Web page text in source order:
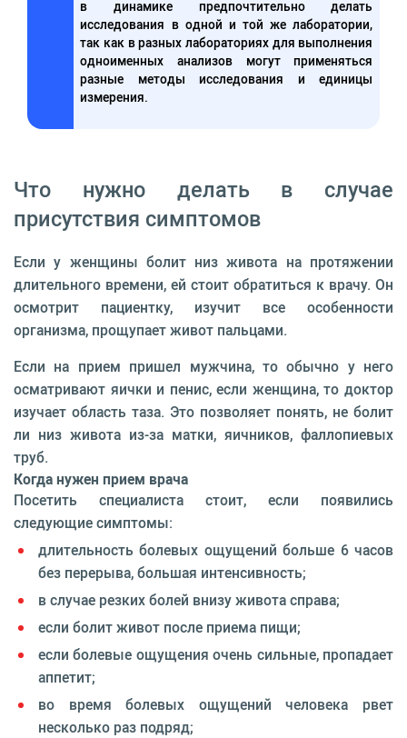
в динамике предпочтительно делать
исследования в одной и той же лаборатории,
так как в разных лабораториях для выполнения
одноименных анализов могут применяться
разные методы исследования и единицы
измерения.
Что нужно делать в случае
присутствия симптомов
Если у женщины болит низ живота на протяжении
длительного времени, ей стоит обратиться к врачу. Он
осмотрит пациентку, изучит все особенности
организма, прощупает живот пальцами.
Если на прием пришел мужчина, то обычно у него
осматривают яички и пенис, если женщина, то доктор
изучает область таза. Это позволяет понять, не болит
ли низ живота из-за матки, яичников, фаллопиевых
труб.
Когда нужен прием врача
Посетить специалиста стоит, если появились
следующие симптомы:
длительность болевых ощущений больше 6 часов
без перерыва, большая интенсивность;
в случае резких болей внизу живота справа;
если болит живот после приема пищи;
если болевые ощущения очень сильные, пропадает
аппетит;
во время болевых ощущений человека рвет
несколько раз подряд;